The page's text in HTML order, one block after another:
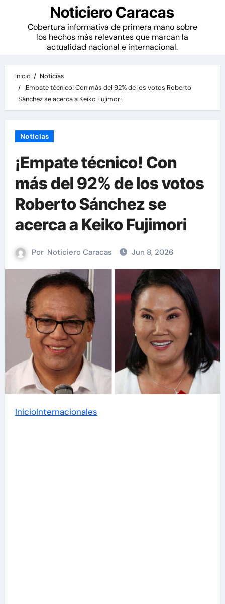
Noticiero Caracas
Cobertura informativa de primera mano sobre
los hechos más relevantes que marcan la
actualidad nacional e internacional.
Inicio
Noticias
¡Empate técnico! Con más del 92% de los votos Roberto
Sánchez se acerca a Keiko Fujimori
Noticias
¡Empate técnico! Con
más del 92% de los votos
Roberto Sánchez se
acerca a Keiko Fujimori
Por Noticiero Caracas Jun 8, 2026
InicioInternacionales